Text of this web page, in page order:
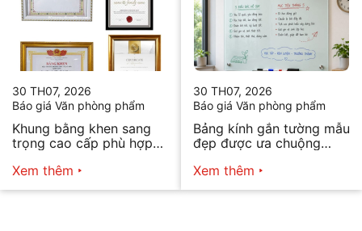
30 TH07, 2026
Báo giá Văn phòng phẩm
Khung bằng khen sang
trọng cao cấp phù hợp
Xem thêm
30 TH07, 2026
Báo giá Văn phòng phẩm
Bảng kính gắn tường mẫu
đẹp được ưa chuộng
Xem thêm